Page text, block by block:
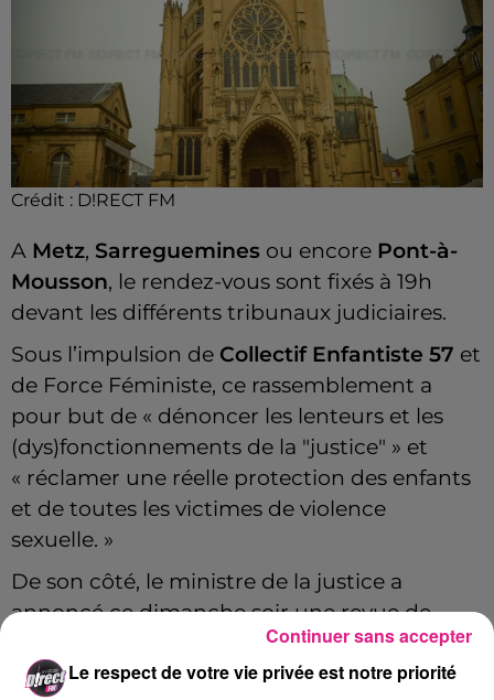
Crédit : D!RECT FM
A Metz, Sarreguemines ou encore Pont-à-
Mousson, le rendez-vous sont fixés à 19h
devant les différents tribunaux judiciaires.
Sous l’impulsion de Collectif Enfantiste 57 et
de Force Féministe, ce rassemblement a
pour but de « dénoncer les lenteurs et les
(dys)fonctionnements de la "justice" » et
« réclamer une réelle protection des enfants
et de toutes les victimes de violence
sexuelle. »
De son côté, le ministre de la justice a
annoncé ce dimanche soir une revue de
impliquant des enfants d’ici
au 14 juillet.
Le respect de votre vie privée est notre priorité
Continuer sans accepter